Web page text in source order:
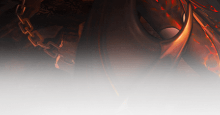
新版本-无烬
战场
无烬战场-怀
旧服活动